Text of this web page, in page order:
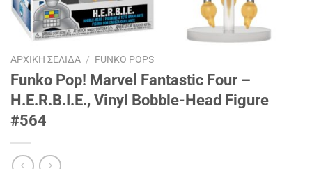
ΑΡΧΙΚΉ ΣΕΛΊΔΑ / FUNKO POPS
Funko Pop! Marvel Fantastic Four –
H.E.R.B.I.E., Vinyl Bobble-Head Figure
#564